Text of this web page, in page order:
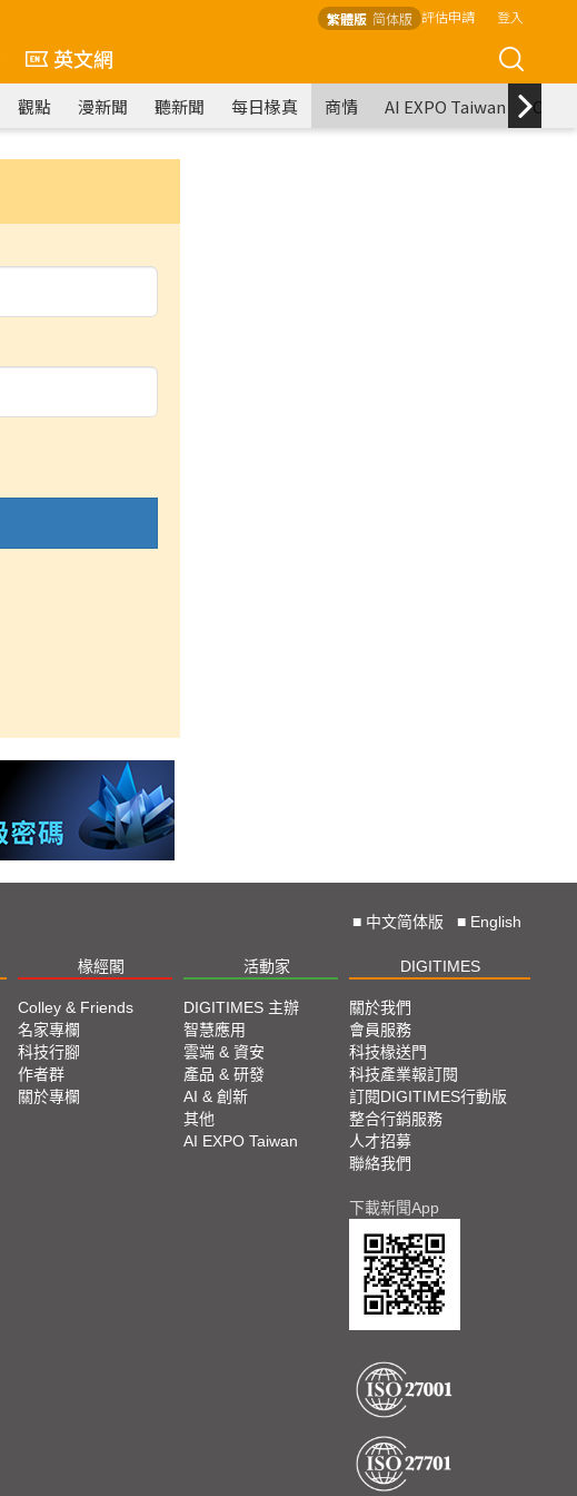
繁體版 简体版 評估申請 登入
英文網
觀點 漫新聞 聽新聞 每日椽真 商情 AI EXPO Taiwan
■ 中文简体版 ■ English
椽經閣 活動家 DIGITIMES
Colley & Friends
名家專欄
科技行腳
作者群
關於專欄
DIGITIMES 主辦
智慧應用
雲端 & 資安
產品 & 研發
AI & 創新
其他
AI EXPO Taiwan
關於我們
會員服務
科技椽送門
科技產業報訂閱
訂閱DIGITIMES行動版
整合行銷服務
人才招募
聯絡我們
下載新聞App